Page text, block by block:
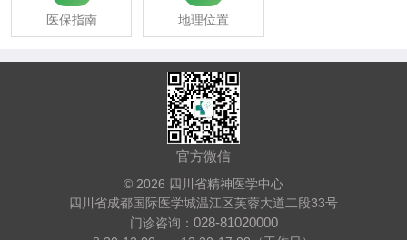
医保指南 地理位置
官方微信
© 2026 四川省精神医学中心
四川省成都国际医学城温江区芙蓉大道二段33号
门诊咨询： 028-81020000